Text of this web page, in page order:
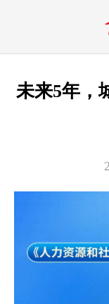
未来5年，